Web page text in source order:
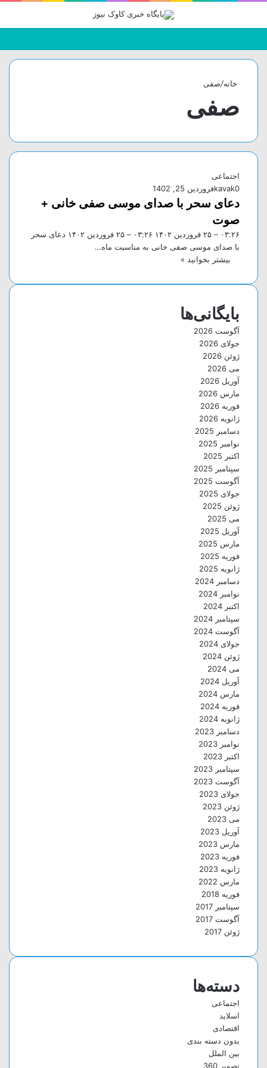
خانه/صفی
صفی
اجتماعی
kavakفروردین 25, 1402 0
دعای سحر با صدای موسی صفی خانی +
صوت
۰۳:۲۶ – ۲۵ فروردين ۱۴۰۲ ۰۳:۲۶ – ۲۵ فروردين ۱۴۰۲ دعای سحر
با صدای موسی صفی خانی به مناسبت ماه…
بیشتر بخوانید »
بایگانی‌ها
آگوست 2026
جولای 2026
ژوئن 2026
می 2026
آوریل 2026
مارس 2026
فوریه 2026
ژانویه 2026
دسامبر 2025
نوامبر 2025
اکتبر 2025
سپتامبر 2025
آگوست 2025
جولای 2025
ژوئن 2025
می 2025
آوریل 2025
مارس 2025
فوریه 2025
ژانویه 2025
دسامبر 2024
نوامبر 2024
اکتبر 2024
سپتامبر 2024
آگوست 2024
جولای 2024
ژوئن 2024
می 2024
آوریل 2024
مارس 2024
فوریه 2024
ژانویه 2024
دسامبر 2023
نوامبر 2023
اکتبر 2023
سپتامبر 2023
آگوست 2023
جولای 2023
ژوئن 2023
می 2023
آوریل 2023
مارس 2023
فوریه 2023
ژانویه 2023
مارس 2022
فوریه 2018
سپتامبر 2017
آگوست 2017
ژوئن 2017
دسته‌ها
اجتماعی
اسلاید
اقتصادی
بدون دسته بندی
بین الملل
تصویر 360